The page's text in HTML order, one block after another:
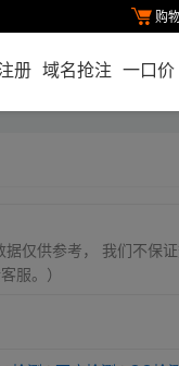
购
册 域名抢注 一口价
据仅供参考， 我们不保
服。）